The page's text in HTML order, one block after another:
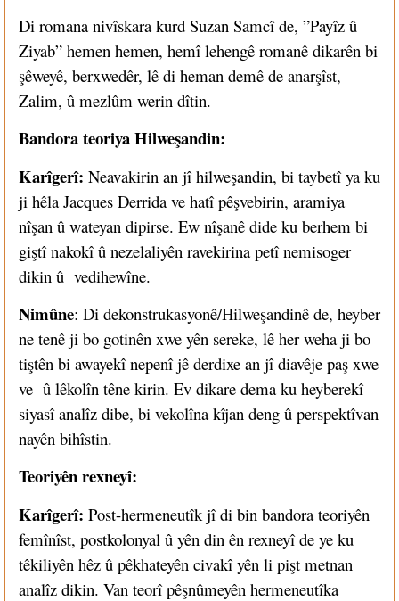
Di romana nivîskara kurd Suzan Samcî de, ”Payîz û
Ziyab” hemen hemen, hemî lehengê romanê dikarên bi
şêweyê, berxwedêr, lê di heman demê de anarşîst,
Zalim, û mezlûm werin dîtin.
Bandora teoriya Hilweşandin:
Karîgerî: Neavakirin an jî hilweşandin, bi taybetî ya ku
ji hêla Jacques Derrida ve hatî pêşvebirin, aramiya
nîşan û wateyan dipirse. Ew nîşanê dide ku berhem bi
giştî nakokî û nezelaliyên ravekirina petî nemisoger
dikin û vedihewîne.
Nimûne: Di dekonstrukasyonê/Hilweşandinê de, heyber
ne tenê ji bo gotinên xwe yên sereke, lê her weha ji bo
tiştên bi awayekî nepenî jê derdixe an jî diavêje paş xwe
ve û lêkolîn têne kirin. Ev dikare dema ku heyberekî
siyasî analîz dibe, bi vekolîna kîjan deng û perspektîvan
nayên bihîstin.
Teoriyên rexneyî:
Karîgerî: Post-hermeneutîk jî di bin bandora teoriyên
femînîst, postkolonyal û yên din ên rexneyî de ye ku
têkiliyên hêz û pêkhateyên civakî yên li pişt metnan
analîz dikin. Van teorî pêşnûmeyên hermeneutîka